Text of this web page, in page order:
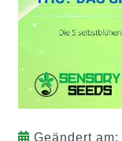
Geändert am: